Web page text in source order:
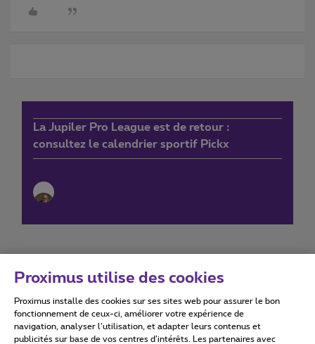
La Jupiler Pro League est de retour :
consultez le calendrier sportif Pickx
Conditions d'utilisation Accessibility statement
Proximus utilise des cookies
Proximus installe des cookies sur ses sites web pour assurer le bon
fonctionnement de ceux-ci, améliorer votre expérience de
navigation, analyser l’utilisation, et adapter leurs contenus et
publicités sur base de vos centres d’intérêts. Les partenaires avec